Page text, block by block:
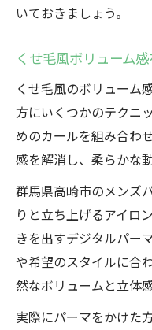
ボリューム感
理想のメンズ
パーマに失
術
髪質改善ト
パーマは最
いておきましょう。
くせ毛風ボリューム
くせ毛風のボリューム
方にいくつかのテクニ
めのカールを組み合わ
感を解消し、柔らかな
群馬県高崎市のメンズ
りと立ち上げるアイロ
きを出すデジタルパー
や希望のスタイルに合
然なボリュームと立体
実際にパーマをかけた